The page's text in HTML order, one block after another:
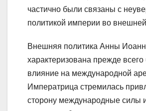
частично были связаны с
политикой империи во
Внешняя политика Анны
характеризована прежде всего
влияние на международной
Императрица стремилась
сторону международные силы